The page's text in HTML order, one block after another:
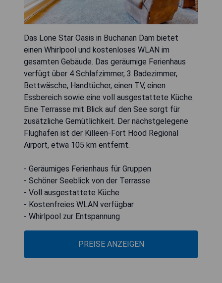
Das Lone Star Oasis in Buchanan Dam bietet
einen Whirlpool und kostenloses WLAN im
gesamten Gebäude. Das geräumige Ferienhaus
verfügt über 4 Schlafzimmer, 3 Badezimmer,
Bettwäsche, Handtücher, einen TV, einen
Essbereich sowie eine voll ausgestattete Küche.
Eine Terrasse mit Blick auf den See sorgt für
zusätzliche Gemütlichkeit. Der nächstgelegene
Flughafen ist der Killeen-Fort Hood Regional
Airport, etwa 105 km entfernt.
- Geräumiges Ferienhaus für Gruppen
- Schöner Seeblick von der Terrasse
- Voll ausgestattete Küche
- Kostenfreies WLAN verfügbar
- Whirlpool zur Entspannung
PREISE ANZEIGEN